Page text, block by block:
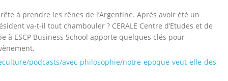
à prendre les rênes de l’Argentine. Après avoir été un
va-t-il tout chambouler ? CERALE Centre d’Etudes et de
à ESCP Business School apporte quelques clés pour
podcasts/avec-philosophie/notre-epoque-veut-elle-des-